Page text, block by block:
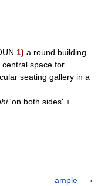
1) a round building
space for
seating gallery in a
'on both sides' +
ample